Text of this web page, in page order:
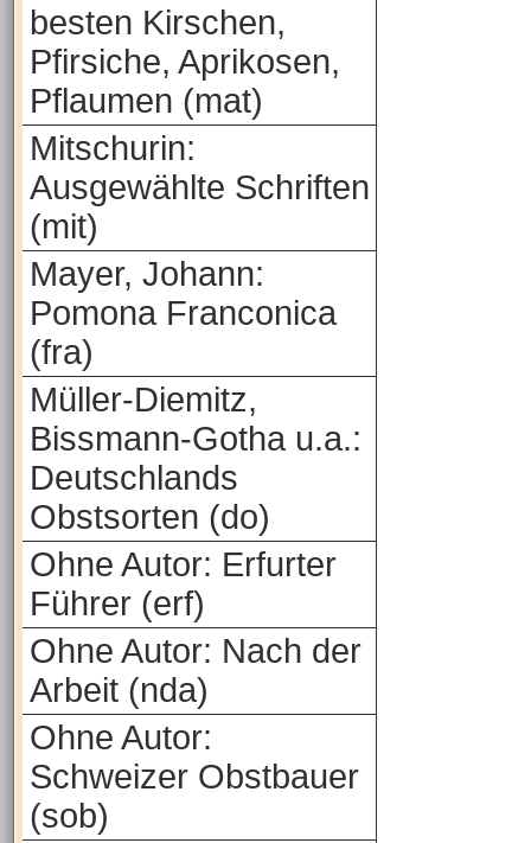
besten Kirschen,
Pfirsiche, Aprikosen,
Pflaumen (mat)
Mitschurin:
Ausgewählte Schriften
(mit)
Mayer, Johann:
Pomona Franconica
(fra)
Müller-Diemitz,
Bissmann-Gotha u.a.:
Deutschlands
Obstsorten (do)
Ohne Autor: Erfurter
Führer (erf)
Ohne Autor: Nach der
Arbeit (nda)
Ohne Autor:
Schweizer Obstbauer
(sob)